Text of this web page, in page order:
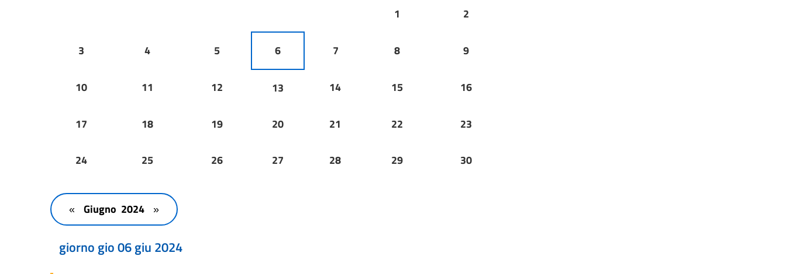
1 2
3 4 5 6 7 8 9
10 11 12 13 14 15 16
17 18 19 20 21 22 23
24 25 26 27 28 29 30
« Giugno 2024 »
giorno gio 06 giu 2024